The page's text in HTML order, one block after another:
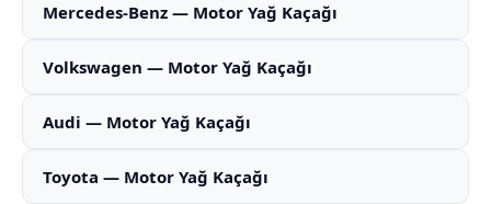
Mercedes-Benz — Motor Yağ Kaçağı
Volkswagen — Motor Yağ Kaçağı
Audi — Motor Yağ Kaçağı
Toyota — Motor Yağ Kaçağı